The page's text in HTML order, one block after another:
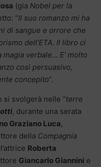
(gia Nobel per la
“Il suo romanzo mi ha
di sangue e orrore che
dell’ETA. Il libro ci
verbale… E’ molto
così persuasivo,
concepito”.
si svolgerà nelle “terre
, durante una serata
Graziano Luca,
della Compagnia
Roberta
Giancarlo Giannini e